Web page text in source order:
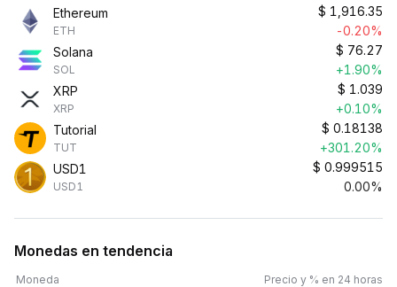
Ethereum
ETH
$ 1,916.35
-0.20%
Solana
SOL
$ 76.27
+1.90%
XRP
XRP
$ 1.039
+0.10%
Tutorial
TUT
$ 0.18138
+301.20%
USD1
USD1
$ 0.999515
0.00%
Monedas en tendencia
Moneda Precio y % en 24 horas